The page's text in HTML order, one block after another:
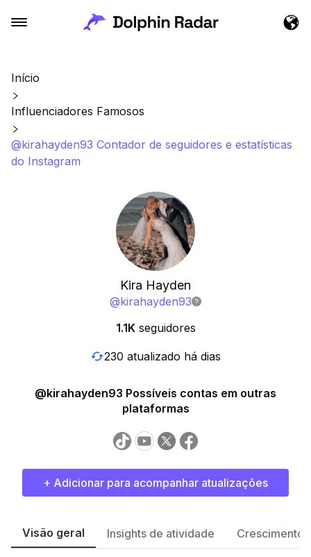
Início
Influenciadores Famosos
@kirahayden93 Contador de seguidores e estatísticas
do Instagram
Kira Hayden
@kirahayden93
1.1K seguidores
230 atualizado há dias
@kirahayden93 Possíveis contas em outras
plataformas
+ Adicionar para acompanhar atualizações
Visão geral Insights de atividade Crescimento